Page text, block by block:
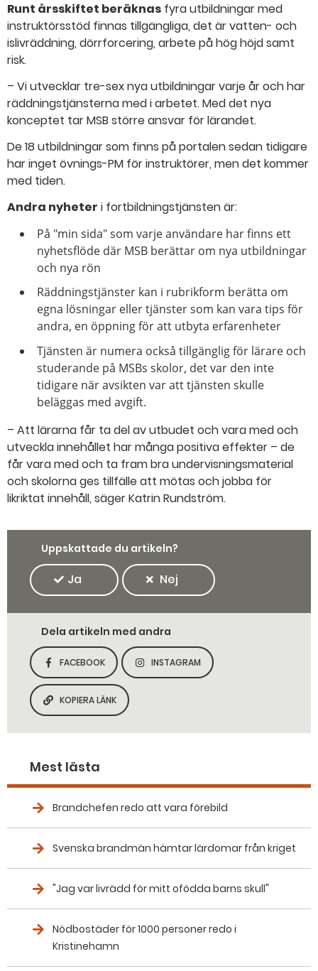
Runt årsskiftet beräknas fyra utbildningar med
instruktörsstöd finnas tillgängliga, det är vatten- och
islivräddning, dörrforcering, arbete på hög höjd samt
risk.
– Vi utvecklar tre-sex nya utbildningar varje år och har
räddningstjänsterna med i arbetet. Med det nya
konceptet tar MSB större ansvar för lärandet.
De 18 utbildningar som finns på portalen sedan tidigare
har inget övnings-PM för instruktörer, men det kommer
med tiden.
Andra nyheter i fortbildningstjänsten är:
På "min sida" som varje användare har finns ett
nyhetsflöde där MSB berättar om nya utbildningar
och nya rön
Räddningstjänster kan i rubrikform berätta om
egna lösningar eller tjänster som kan vara tips för
andra, en öppning för att utbyta erfarenheter
Tjänsten är numera också tillgänglig för lärare och
studerande på MSBs skolor, det var den inte
tidigare när avsikten var att tjänsten skulle
beläggas med avgift.
– Att lärarna får ta del av utbudet och vara med och
utveckla innehållet har många positiva effekter – de
får vara med och ta fram bra undervisningsmaterial
och skolorna ges tillfälle att mötas och jobba för
likriktat innehåll, säger Katrin Rundström.
Uppskattade du artikeln?
Ja Nej
Dela artikeln med andra
DELA SIDAN PÅ
FACEBOOK
DELA SIDAN PÅ
INSTAGRAM
KOPIERA SIDANS LÄNK
KOPIERA LÄNK
Mest lästa
Brandchefen redo att vara förebild
Svenska brandmän hämtar lärdomar från kriget
"Jag var livrädd för mitt ofödda barns skull"
Nödbostäder för 1000 personer redo i
Kristinehamn